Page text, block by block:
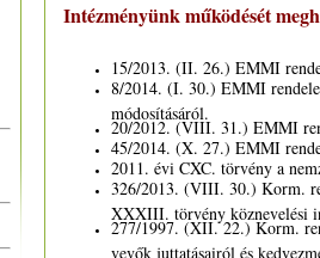
Intézményünk működését
15/2013. (II. 26.) EMMI
8/2014. (I. 30.) EMMI
módosításáról.
20/2012. (VIII. 31.) EMMI
45/2014. (X. 27.) EMMI
2011. évi CXC. törvény a
326/2013. (VIII. 30.) Korm.
XXXIII. törvény köznevelési
277/1997. (XII. 22.) Korm.
vevők juttatásairól és